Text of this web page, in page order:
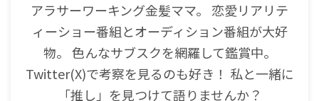
アラサーワーキング金髪ママ。 恋愛リアリテ
ィーショー番組とオーディション番組が大好
物。 色んなサブスクを網羅して鑑賞中。
Twitter(X)で考察を見るのも好き！ 私と一緒に
「推し」を見つけて語りませんか？